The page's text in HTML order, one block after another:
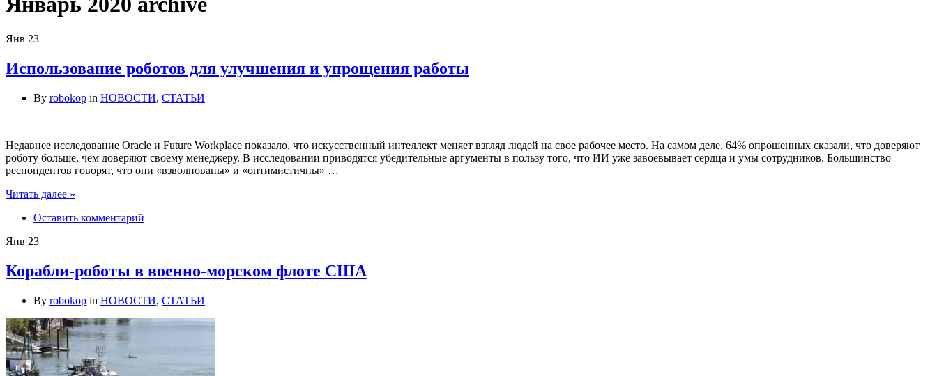
Янв 23
Использование роботов для улучшения и упрощения работы
By robokop in НОВОСТИ, СТАТЬИ
Недавнее исследование Oracle и Future Workplace показало, что искусственный интеллект меняет взгляд людей на свое рабочее место. На самом деле, 64% опрошенных сказали, что доверяют
роботу больше, чем доверяют своему менеджеру. В исследовании приводятся убедительные аргументы в пользу того, что ИИ уже завоевывает сердца и умы сотрудников. Большинство
респондентов говорят, что они «взволнованы» и «оптимистичны» …
Читать далее »
Оставить комментарий
Янв 23
Корабли-роботы в военно-морском флоте США
By robokop in НОВОСТИ, СТАТЬИ